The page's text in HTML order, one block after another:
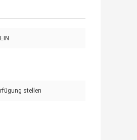
stellen